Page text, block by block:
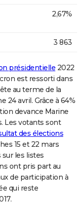
2,67%
3 863
présidentielle 2022
est ressorti dans
au terme de la
24 avril. Grâce à 64%
devance Marine
Les votants sont
des élections
15 et 22 mars
les listes
ont pris part au
de participation à
qui reste